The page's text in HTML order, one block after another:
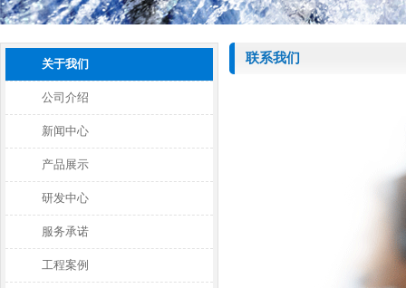
关于我们
公司介绍
新闻中心
产品展示
研发中心
服务承诺
工程案例
联系我们